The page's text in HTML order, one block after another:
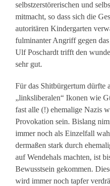
selbstzerstörerischen und
mitmacht, so dass sich die
autoritären Kindergarten
fulminanter Angriff gegen das
Ulf Poschardt trifft den
sehr gut.
Für das Shitbürgertum dürfte
„linksliberalen“ Ikonen wie
fast alle (!) ehemalige Nazis
Provokation sein. Bislang
immer noch als Einzelfall
dermaßen stark durch
auf Wendehals machten, ist
Bewusstsein gekommen.
wird immer noch tapfer